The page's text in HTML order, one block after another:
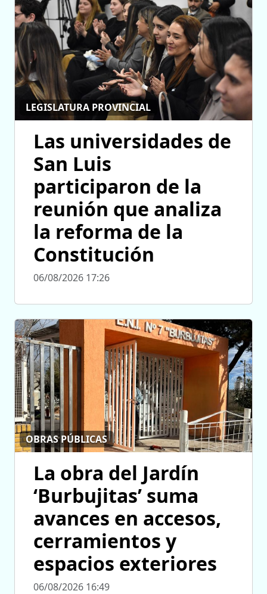
LEGISLATURA PROVINCIAL
Las universidades de
San Luis
participaron de la
reunión que analiza
la reforma de la
Constitución
06/08/2026 17:26
OBRAS PÚBLICAS
La obra del Jardín
‘Burbujitas’ suma
avances en accesos,
cerramientos y
espacios exteriores
06/08/2026 16:49